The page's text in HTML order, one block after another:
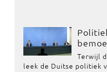
Terwijl
leek de Duitse politiek